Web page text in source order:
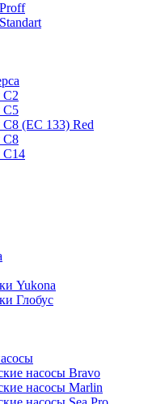
C2
C5
C8 (ЕС 133) Red
C8
C14
Yukona
Глобус
насосы Bravo
насосы Marlin